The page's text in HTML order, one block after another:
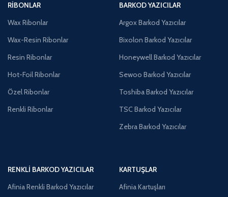
RIBONLAR
Wax Ribonlar
Wax-Resin Ribonlar
Resin Ribonlar
Hot-Foil Ribonlar
Özel Ribonlar
Renkli Ribonlar
BARKOD YAZICILAR
Argox Barkod Yazıcılar
Bixolon Barkod Yazıcılar
Honeywell Barkod Yazıcılar
Sewoo Barkod Yazıcılar
Toshiba Barkod Yazıcılar
TSC Barkod Yazıcılar
Zebra Barkod Yazıcılar
RENKLI BARKOD YAZICILAR
Afinia Renkli Barkod Yazıcılar
KARTUŞLAR
Afinia Kartuşları